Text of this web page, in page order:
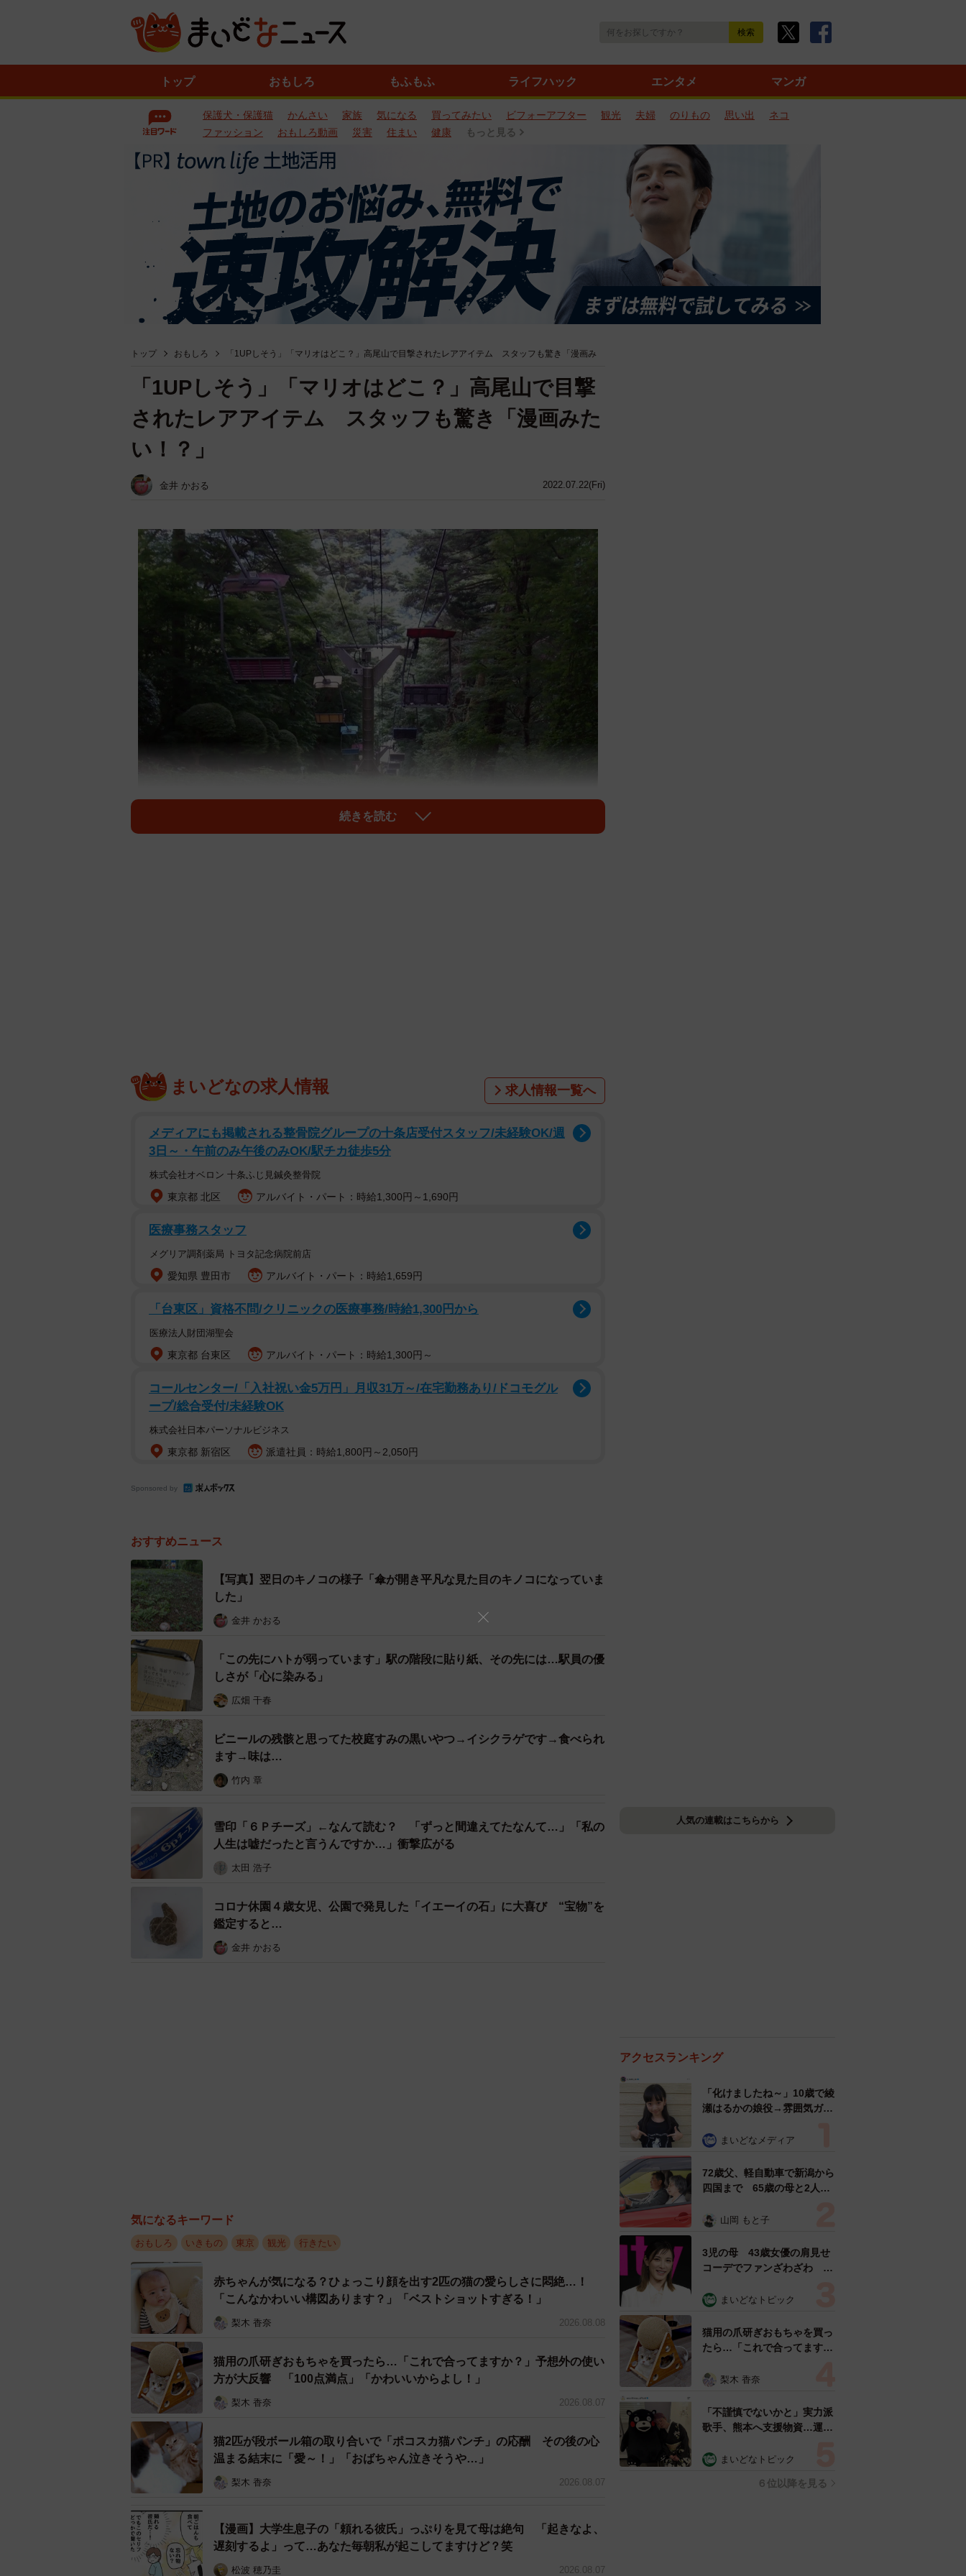
トップ おもしろ もふもふ ライフハック エンタメ マンガ
保護犬・保護猫 かんさい 家族 気になる 買ってみたい ビフォーアフター 観光 夫婦 のりもの 思い出
ネコ
ファッション
おもしろ動画 災害 住まい 健康 もっと見る
トップ おもしろ 「1UPしそう」「マリオはどこ？」高尾山で目撃されたレアアイテム スタッフも驚き「漫画み
2022.07.22(Fri)
「1UPしそう」「マリオはどこ？」高尾山で目撃
されたレアアイテム スタッフも驚き「漫画みた
い！？」
金井 かおる
1/5
担当者も思わず「何だこの漫画みたいなキノコ！？」（高尾山ケーブルカー提供）
東京でも人気の観光スポット、高尾山（東京都八王子市）で7月20日、「漫画みたいなキ
のスタッフ。スタッフが撮影した写真を見ると、薄い赤地に白い水玉のまん丸なキノコが写
っています。
を公開すると、ユーザーからは「マリオに出てきそうなキノコですね」「1UPキノコだ」
「1UPしそう」「デカくなるやつだ」「マリオはどこですか？」「100点満点のキノコです
ね」「こんなキノコあるんだ」などの声が上がっています。「高尾山の魅力を世に広めるこ
高尾山で働く人も「今回のようなキノコは初めて」
──生えていた場所は。
発見したスタッフは「リフトの沿線では梅雨から夏にかけて場所によりキノコがよく生え
ますが、今回のようなキノコは初めて見たため思わず写真を撮りました。色彩の補正もあり
ません」と話しているそうです。
続きを読む
まいどなの求人情報 求人情報一覧へ
メディアにも掲載される整骨院グループの十条店受付スタッフ/未経験OK/週
3日～・午前のみ午後のみOK/駅チカ徒歩5分
株式会社オベロン 十条ふじ見鍼灸整骨院
東京都 北区 アルバイト・パート：時給1,300円～1,690円
医療事務スタッフ
メグリア調剤薬局 トヨタ記念病院前店
愛知県 豊田市 アルバイト・パート：時給1,659円
「台東区」資格不問/クリニックの医療事務/時給1,300円から
医療法人財団湖聖会
東京都 台東区 アルバイト・パート：時給1,300円～
コールセンター/「入社祝い金5万円」月収31万～/在宅勤務あり/ドコモグル
ープ/総合受付/未経験OK
株式会社日本パーソナルビジネス
東京都 新宿区 派遣社員：時給1,800円～2,050円
Sponsored by
おすすめニュース
【写真】翌日のキノコの様子「傘が開き平凡な見た目のキノコになっていま
した」
金井 かおる
「この先にハトが弱っています」駅の階段に貼り紙、その先には…駅員の優
しさが「心に染みる」
広畑 千春
ビニールの残骸と思ってた校庭すみの黒いやつ→イシクラゲです→食べられ
ます→味は…
竹内 章
雪印「６Ｐチーズ」←なんて読む？ 「ずっと間違えてたなんて…」「私の
人生は嘘だったと言うんですか…」衝撃広がる
太田 浩子
コロナ休園４歳女児、公園で発見した「イエーイの石」に大喜び “宝物”を
鑑定すると…
金井 かおる
気になるキーワード
おもしろ いきもの 東京 観光 行きたい
赤ちゃんが気になる？ひょっこり顔を出す2匹の猫の愛らしさに悶絶…！
「こんなかわいい構図あります？」「ベストショットすぎる！」
梨木 香奈 2026.08.08
猫用の爪研ぎおもちゃを買ったら…「これで合ってますか？」予想外の使い
方が大反響 「100点満点」「かわいいからよし！」
梨木 香奈 2026.08.07
猫2匹が段ボール箱の取り合いで「ポコスカ猫パンチ」の応酬 その後の心
温まる結末に「愛～！」「おばちゃん泣きそうや…」
梨木 香奈 2026.08.07
【漫画】大学生息子の「頼れる彼氏」っぷりを見て母は絶句 「起きなよ、
遅刻するよ」って…あなた毎朝私が起こしてますけど？笑
松波 穂乃圭 2026.08.07
人気の連載はこちらから
アクセスランキング
「化けましたね～」10歳で綾
瀬はるかの娘役→雰囲気ガラ
雰囲気が」「宝塚に入れそ
まいどなメディア
72歳父、軽自動車で新潟から
四国まで 65歳の母と2人で
憩まで分刻み… 「大学生で
山岡 もと子
3児の母 43歳女優の肩見せ
コーデでファンざわざわ
見」「むっかしからずっと可
まいどなトピック
猫用の爪研ぎおもちゃを買っ
たら…「これで合ってます
響 「100点満点」「かわい
梨木 香奈
「不謹慎でないかと」実力派
歌手、熊本へ支援物資…運搬
めらい 「痛いほど伝わる」
まいどなトピック
６位以降を見る